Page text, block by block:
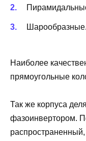
Шарообразные.
Наиболее
прямоугольные
Так же корпуса
фазоинвертором.